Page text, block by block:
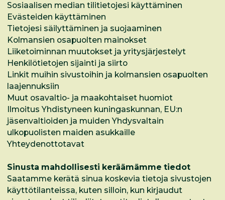
Sosiaalisen median tilitietojesi käyttäminen
Evästeiden käyttäminen
Tietojesi säilyttäminen ja suojaaminen
Kolmansien osapuolten mainokset
Liiketoiminnan muutokset ja yritysjärjestelyt
Henkilötietojen sijainti ja siirto
Linkit muihin sivustoihin ja kolmansien osapuolten
laajennuksiin
Muut osavaltio- ja maakohtaiset huomiot
Ilmoitus Yhdistyneen kuningaskunnan, EU:n
jäsenvaltioiden ja muiden Yhdysvaltain
ulkopuolisten maiden asukkaille
Yhteydenottotavat
Sinusta mahdollisesti keräämämme tiedot
Saatamme kerätä sinua koskevia tietoja sivustojen
käyttötilanteissa, kuten silloin, kun kirjaudut